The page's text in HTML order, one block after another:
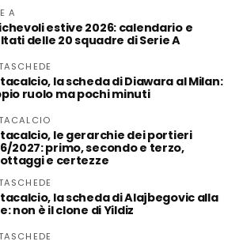
A
estive 2026: calendario e
delle 20 squadre di Serie A
la scheda di Diawara al Milan:
ruolo ma pochi minuti
le gerarchie dei portieri
2027: primo, secondo e terzo,
e certezze
la scheda di Alajbegovic alla
non è il clone di Yildiz